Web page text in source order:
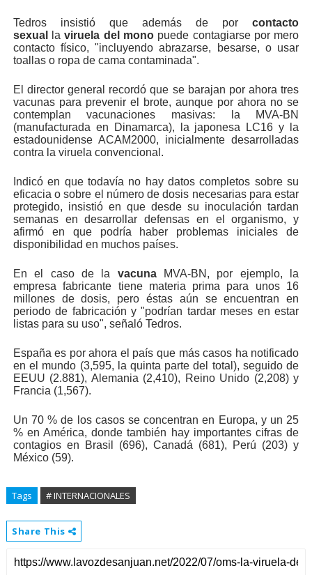
Tedros insistió que además de porcontacto
sexual
laviruela del mono puede contagiarse por mero
contacto físico, "incluyendo abrazarse, besarse, o usar
toallas o ropa de cama contaminada".
El director general recordó que se barajan por ahora tres
vacunas para prevenir el brote, aunque por ahora no se
contemplan vacunaciones masivas: la MVA-BN
(manufacturada en Dinamarca), la japonesa LC16 y la
estadounidense ACAM2000, inicialmente desarrolladas
contra la viruela convencional.
Indicó en que todavía no hay datos completos sobre su
eficacia o sobre el número de dosis necesarias para estar
protegido, insistió en que desde su inoculación tardan
semanas en desarrollar defensas en el organismo, y
afirmó en que podría haber problemas iniciales de
disponibilidad en muchos países.
En el caso de la vacunaMVA-BN, por ejemplo, la
empresa fabricante tiene materia prima para unos 16
millones de dosis, pero éstas aún se encuentran en
periodo de fabricación y "podrían tardar meses en estar
listas para su uso", señaló Tedros.
España es por ahora el país que más casos ha notificado
en el mundo (3,595, la quinta parte del total), seguido de
EEUU (2.881), Alemania (2,410), Reino Unido (2,208) y
Francia (1,567).
Un 70 % de los casos se concentran en Europa, y un 25
% en América, donde también hay importantes cifras de
contagios en Brasil (696), Canadá (681), Perú (203) y
México (59).
Tags # INTERNACIONALES
Share This